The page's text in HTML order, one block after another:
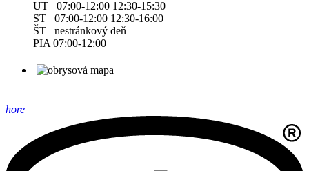
UT 07:00-12:00 12:30-15:30
ST 07:00-12:00 12:30-16:00
ŠT nestránkový deň
PIA 07:00-12:00
hore